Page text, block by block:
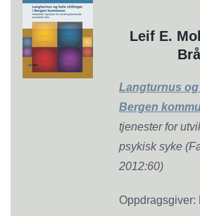
Leif E.
Langturnus
Bergen
tjenester for
psykisk syke
2012:60)
Oppdragsgiver: